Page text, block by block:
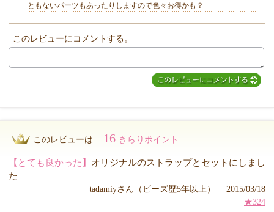
ともないパーツもあったりしますので色々お得かも？
このレビューにコメントする。
このレビューは... 16 きらりポイント
【とても良かった】 オリジナルのストラップとセットにしまし
た
tadamiyさん（ビーズ歴5年以上） 2015/03/18
★324